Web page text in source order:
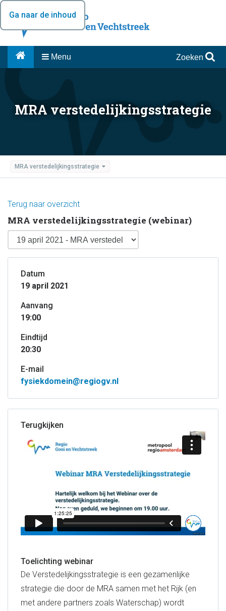
Ga naar de inhoud
Menu Zoeken
MRA verstedelijkingsstrategie
MRA verstedelijkingsstrategie
Terug naar overzicht
MRA verstedelijkingsstrategie (webinar)
Datum
19 april 2021
Aanvang
19:00
Eindtijd
20:30
E-mail
fysiekdomein@regiogv.nl
Terugkijken
Toelichting webinar
De Verstedelijkingsstrategie is een gezamenlijke
strategie die door de MRA samen met het Rijk (en
met andere partners zoals Waterschap) wordt